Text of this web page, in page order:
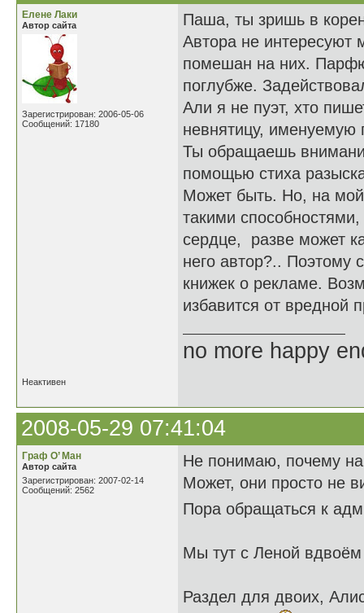
Елене Лаки
Автор сайта
Зарегистрирован: 2006-05-06
Сообщений: 17180
Паша, ты зришь в
Автора не интересуют
помешан на них.
поглубже.
Али я не пуэт, хто
невнятицу, именуемую
Ты обращаешь
помощью стиха
Может быть. Но, на
такими
сердце, разве может
него автор?.. Поэтому
книжек о рекламе.
избавится от вредной
no more happy
Неактивен
2008-05-29 07:41:04
Граф О’ Ман
Автор сайта
Зарегистрирован: 2007-02-14
Сообщений: 2562
Не понимаю, почему
Может, они просто не
Пора обращаться к
Мы тут с Леной
Раздел для двоих,